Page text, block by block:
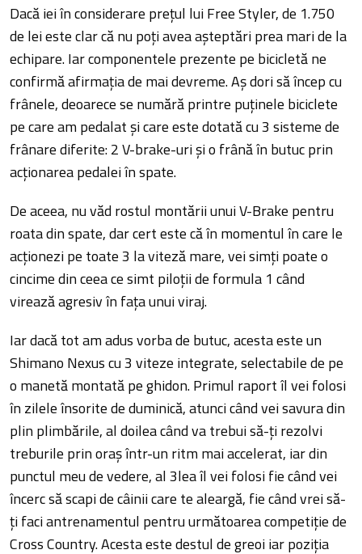
Dacă iei în considerare prețul lui Free Styler, de 1.750
de lei este clar că nu poți avea așteptări prea mari de la
echipare. Iar componentele prezente pe bicicletă ne
confirmă afirmația de mai devreme. Aș dori să încep cu
frânele, deoarece se numără printre puținele biciclete
pe care am pedalat și care este dotată cu 3 sisteme de
frânare diferite: 2 V-brake-uri și o frână în butuc prin
acționarea pedalei în spate.
De aceea, nu văd rostul montării unui V-Brake pentru
roata din spate, dar cert este că în momentul în care le
acționezi pe toate 3 la viteză mare, vei simți poate o
cincime din ceea ce simt piloții de formula 1 când
virează agresiv în fața unui viraj.
Iar dacă tot am adus vorba de butuc, acesta este un
Shimano Nexus cu 3 viteze integrate, selectabile de pe
o manetă montată pe ghidon. Primul raport îl vei folosi
în zilele însorite de duminică, atunci când vei savura din
plin plimbările, al doilea când va trebui să-ți rezolvi
treburile prin oraș într-un ritm mai accelerat, iar din
punctul meu de vedere, al 3lea îl vei folosi fie când vei
încerc să scapi de câinii care te aleargă, fie când vrei să-
ți faci antrenamentul pentru următoarea competiție de
Cross Country. Acesta este destul de greoi iar poziția